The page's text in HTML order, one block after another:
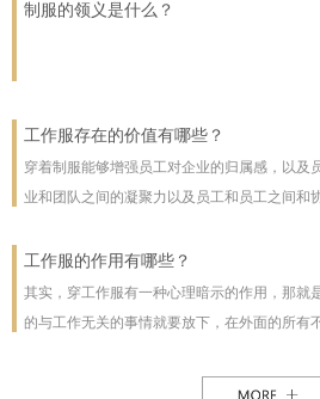
制服的领义是什么？
工作服存在的价值有哪些？
穿着制服能够增强员工对企业的归属感，以及
业和团队之间的凝聚力以及员工和员工之间和
工作服的作用有哪些？
其实，穿工作服有一种心理暗示的作用，那就
的与工作无关的事情就要放下，在外面的所有